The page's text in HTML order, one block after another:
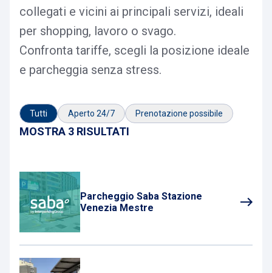
collegati e vicini ai principali servizi, ideali
per shopping, lavoro o svago.
Confronta tariffe, scegli la posizione ideale
e parcheggia senza stress.
Tutti Aperto 24/7 Prenotazione possibile
MOSTRA 3 RISULTATI
Parcheggio Saba Stazione
Venezia Mestre